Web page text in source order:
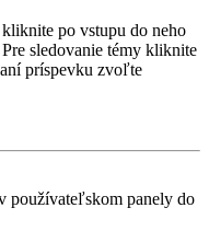
po vstupu do neho
sledovanie témy kliknite
príspevku zvoľte
používateľskom panely do